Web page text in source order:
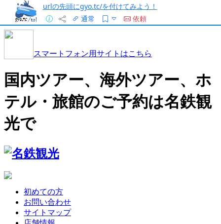
urlの先頭にgyo.tc/を付けてみよう！
通常
依頼